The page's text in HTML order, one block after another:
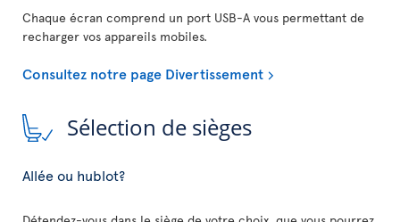
Chaque écran comprend un port USB-A vous permettant de
recharger vos appareils mobiles.
Consultez notre page Divertissement
Sélection de sièges
Allée ou hublot?